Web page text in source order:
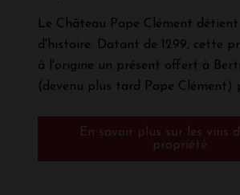
Le Château Pape Clément détient
d'histoire. Datant de 1299, cette
à l'origine un présent offert à
(devenu plus tard Pape Clément)
En savoir plus sur les vins
propriété